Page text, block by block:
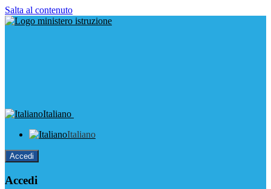
Salta al contenuto
Italiano
Italiano
Accedi
Accedi